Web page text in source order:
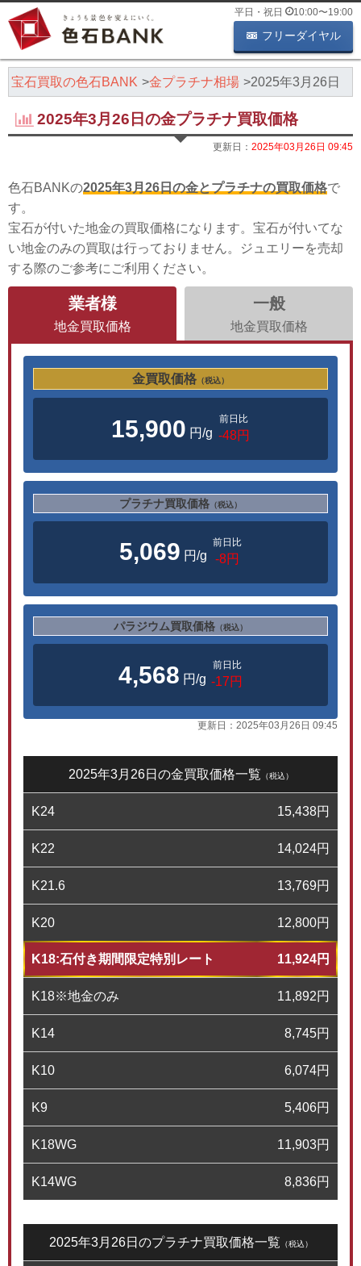
平日・祝日 10:00〜19:00
フリーダイヤル
宝石買取の色石BANK 金プラチナ相場 2025年3月26日
2025年3月26日の金プラチナ買取価格
更新日： 2025年03月26日 09:45
色石BANKの2025年3月26日の金とプラチナの買取価格で
す。
宝石が付いた地金の買取価格になります。宝石が付いてな
い地金のみの買取は行っておりません。ジュエリーを売却
する際のご参考にご利用ください。
業者様
地金買取価格
一般
地金買取価格
金買取価格 （税込）
15,900 円/g
前日比
-48円
プラチナ買取価格 （税込）
5,069 円/g
前日比
-8円
パラジウム買取価格 （税込）
4,568 円/g
前日比
-17円
更新日： 2025年03月26日 09:45
2025年3月26日の金買取価格一覧 （税込）
K24 15,438円
K22 14,024円
K21.6 13,769円
K20 12,800円
K18:石付き期間限定特別レート 11,924円
K18※地金のみ 11,892円
K14 8,745円
K10 6,074円
K9 5,406円
K18WG 11,903円
K14WG 8,836円
2025年3月26日のプラチナ買取価格一覧 （税込）